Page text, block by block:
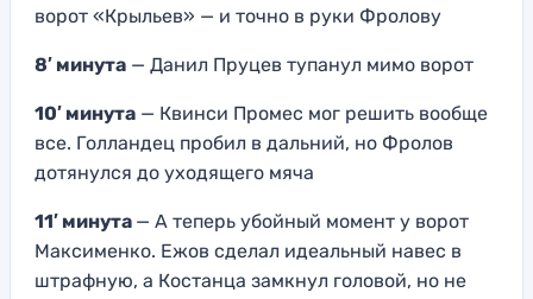
ворот «Крыльев» — и точно в руки Фролову
8′ минута — Данил Пруцев тупанул мимо ворот
10′ минута — Квинси Промес мог решить вообще
все. Голландец пробил в дальний, но Фролов
дотянулся до уходящего мяча
11′ минута — А теперь убойный момент у ворот
Максименко. Ежов сделал идеальный навес в
штрафную, а Костанца замкнул головой, но не